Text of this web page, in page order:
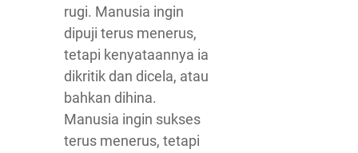
rugi. Manusia ingin
dipuji terus menerus,
tetapi kenyataannya ia
dikritik dan dicela, atau
bahkan dihina.
Manusia ingin sukses
terus menerus, tetapi